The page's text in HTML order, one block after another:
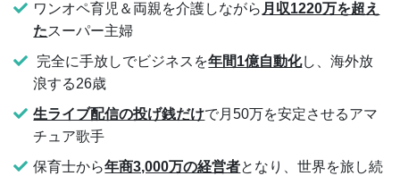
ワンオペ育児＆両親を介護しながら 月収1220万を超え
たスーパー主婦
完全に手放しでビジネスを年間1億自動化し、海外放
浪する26歳
生ライブ配信の投げ銭だけで月50万を安定させるアマ
チュア歌手
保育士から年商3,000万の経営者となり、世界を旅し続